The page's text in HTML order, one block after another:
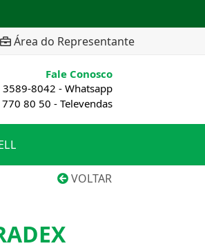
Área do Representante
Fale Conosco
3589-8042 - Whatsapp
80 50 - Televendas
VOLTAR